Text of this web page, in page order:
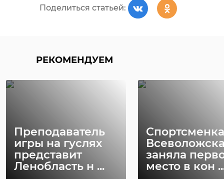
Поделиться статьей:
РЕКОМЕНДУЕМ
Преподаватель
игры на гуслях
представит
Ленобласть н ...
заняла
место в кон
возникающим
управленческая
работать в контакте
с партнерами,
федеральными
органами. Для